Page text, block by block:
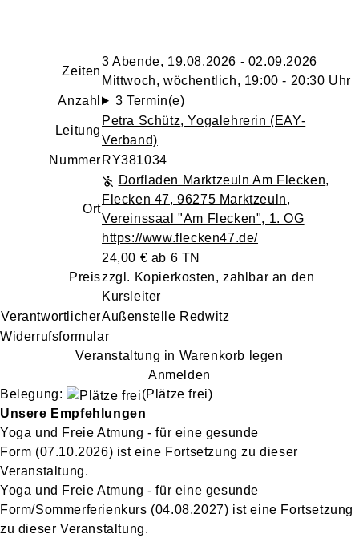
Zeiten
3 Abende, 19.08.2026 - 02.09.2026
Mittwoch, wöchentlich, 19:00 - 20:30 Uhr
Anzahl
3 Termin(e)
Leitung
Petra Schütz, Yogalehrerin (EAY-
Verband)
Nummer RY381034
Ort
Dorfladen Marktzeuln Am Flecken,
Flecken 47, 96275 Marktzeuln,
Vereinssaal "Am Flecken", 1. OG
https://www.flecken47.de/
Preis
24,00 € ab 6 TN
zzgl. Kopierkosten, zahlbar an den
Kursleiter
VerantwortlicherAußenstelle Redwitz
Widerrufsformular
Veranstaltung in Warenkorb legen
Anmelden
Belegung:
(Plätze frei)
Unsere Empfehlungen
Yoga und Freie Atmung - für eine gesunde
Form (07.10.2026) ist eine Fortsetzung zudieser
Veranstaltung.
Yoga und Freie Atmung - für eine gesunde
Form/Sommerferienkurs (04.08.2027) ist eine Fortsetzung
zu dieser Veranstaltung.